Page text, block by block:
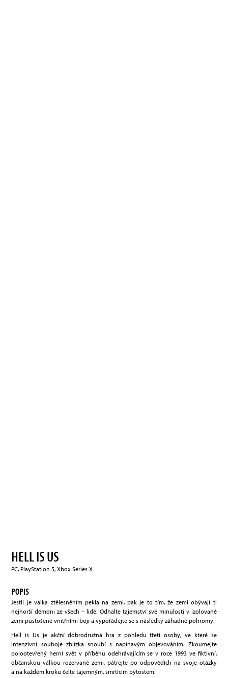
HELL IS US
PC, PlayStation 5, Xbox Series X
POPIS
Jestli je válka ztělesněním pekla na zemi, pak je to tím, že zemi obývají ti
nejhorší démoni ze všech – lidé. Odhalte tajemství své minulosti v izolované
zemi pustošené vnitřními boji a vypořádejte se s následky záhadné pohromy.
Hell is Us je akční dobrodružná hra z pohledu třetí osoby, ve které se
intenzivní souboje zblízka snoubí s napínavým objevováním. Zkoumejte
polootevřený herní svět v příběhu odehrávajícím se v roce 1993 ve fiktivní,
občanskou válkou rozervané zemi, pátrejte po odpovědích na svoje otázky
a na každém kroku čelte tajemným, smrtícím bytostem.